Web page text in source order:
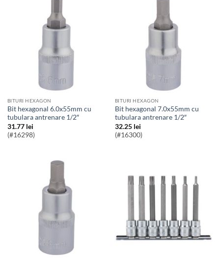
BITURI HEXAGON
Bit hexagonal 6.0x55mm cu
tubulara antrenare 1/2″
31.77 lei
(#16298)
BITURI HEXAGON
Bit hexagonal 7.0x55mm cu
tubulara antrenare 1/2″
32.25 lei
(#16300)